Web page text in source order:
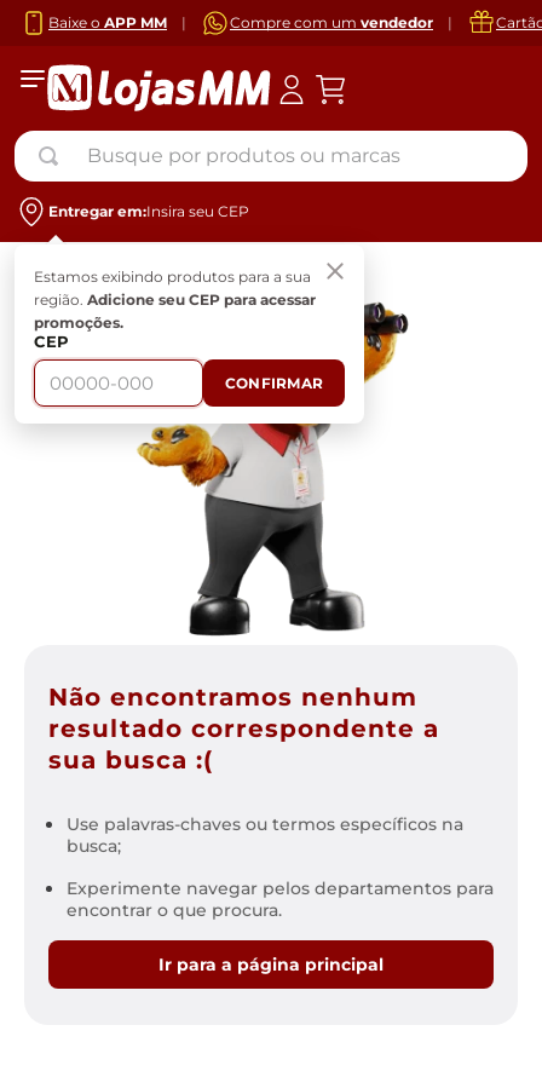
Baixe o APP MM | Compre com um vendedor |
Busque por produtos ou marcas
Entregar em:Insira seu CEP
Estamos exibindo produtos para a sua
região. Adicione seu CEP para acessar
promoções.
CEP
CONFIRMAR
Não encontramos nenhum
resultado correspondente a
sua busca :(
Use palavras-chaves ou termos específicos na
busca;
Experimente navegar pelos departamentos para
encontrar o que procura.
Ir para a página principal